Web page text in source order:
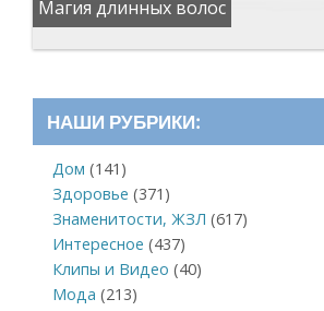
Магия длинных волос
НАШИ РУБРИКИ:
Дом (141)
Здоровье (371)
Знаменитости, ЖЗЛ (617)
Интересное (437)
Клипы и Видео (40)
Мода (213)